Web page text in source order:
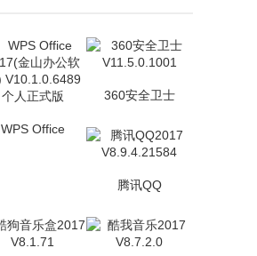
WPS Office
360安全卫士
腾讯QQ